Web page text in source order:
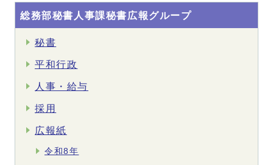
総務部秘書人事課秘書広報グループ
秘書
平和行政
人事・給与
採用
広報紙
令和8年